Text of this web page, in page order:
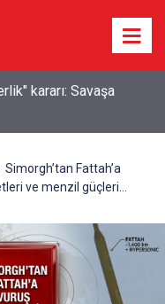
kararı: Savaşa
Simorgh’tan Fattah’a
ve menzil güçleri…